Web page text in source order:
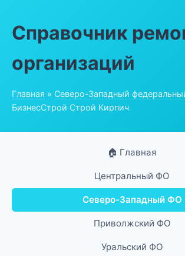
Справочник
организаций
Главная » Северо-Западный
БизнесСтрой Строй Кирпич
🏠 Главная
Центральный ФО
Северо-Западный ФО
Приволжский ФО
Уральский ФО